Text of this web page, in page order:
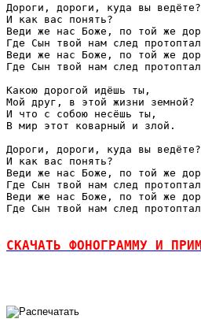
Дороги, дороги, куда вы ведёте?
И как вас понять?
Веди же нас Боже, по той же
Где Сын твой нам след
Веди же нас Боже, по той же
Где Сын твой нам след
Какою дорогой идёшь ты,
Мой друг, в этой жизни земной?
И что с собою несёшь ты,
В мир этот коварный и злой.
Дороги, дороги, куда вы ведёте?
И как вас понять?
Веди же нас Боже, по той же
Где Сын твой нам след
Веди же нас Боже, по той же
Где Сын твой нам след
СКАЧАТЬ ФОНОГРАММУ И